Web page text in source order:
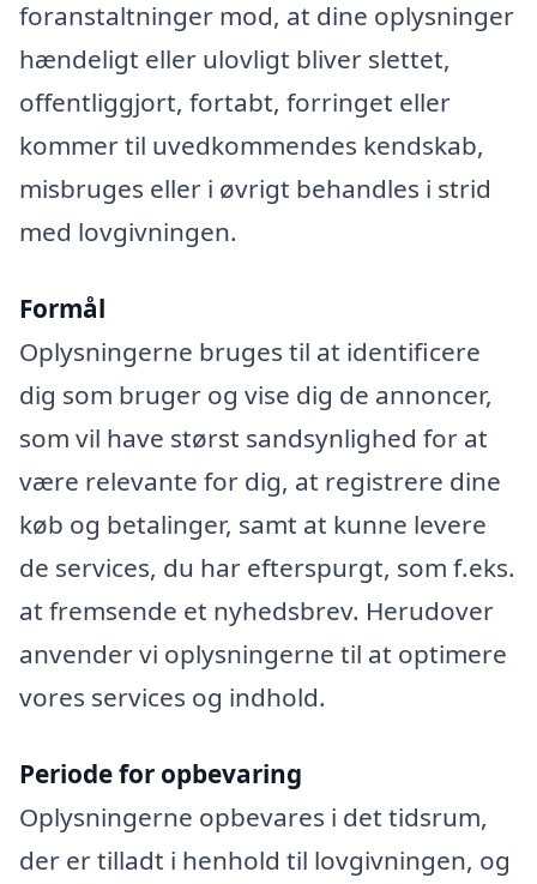
foranstaltninger mod, at dine oplysninger
hændeligt eller ulovligt bliver slettet,
offentliggjort, fortabt, forringet eller
kommer til uvedkommendes kendskab,
misbruges eller i øvrigt behandles i strid
med lovgivningen.
Formål
Oplysningerne bruges til at identificere
dig som bruger og vise dig de annoncer,
som vil have størst sandsynlighed for at
være relevante for dig, at registrere dine
køb og betalinger, samt at kunne levere
de services, du har efterspurgt, som f.eks.
at fremsende et nyhedsbrev. Herudover
anvender vi oplysningerne til at optimere
vores services og indhold.
Periode for opbevaring
Oplysningerne opbevares i det tidsrum,
der er tilladt i henhold til lovgivningen, og